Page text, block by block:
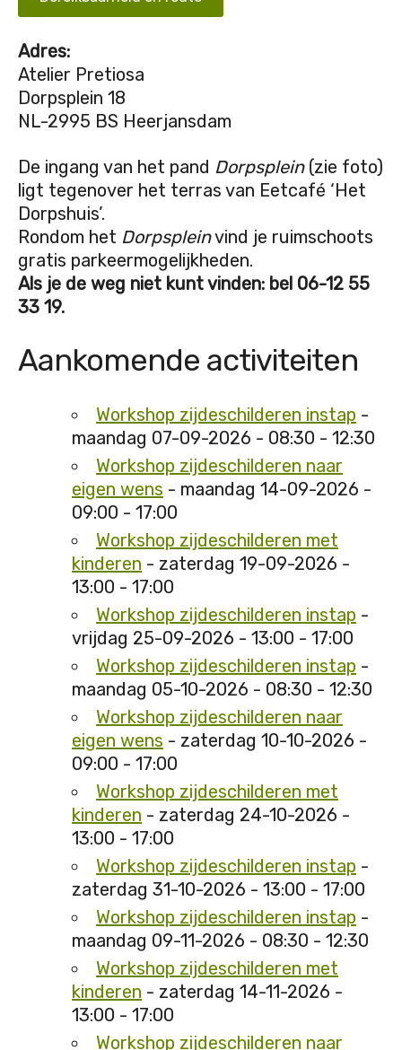
Adres:
Atelier Pretiosa
Dorpsplein 18
NL-2995 BS Heerjansdam
De ingang van het pand Dorpsplein(zie foto)
ligt tegenover het terras van Eetcafé ‘Het
Dorpshuis’.
Rondom het Dorpspleinvind je ruimschoots
gratis parkeermogelijkheden.
Als je de weg niet kunt vinden: bel 06-12 55
33 19.
Aankomende activiteiten
Workshop zijdeschilderen instap -
maandag 07-09-2026 - 08:30 - 12:30
Workshop zijdeschilderen naar
eigen wens - maandag 14-09-2026 -
09:00 - 17:00
Workshop zijdeschilderen met
kinderen - zaterdag 19-09-2026 -
13:00 - 17:00
Workshop zijdeschilderen instap -
vrijdag 25-09-2026 - 13:00 - 17:00
Workshop zijdeschilderen instap -
maandag 05-10-2026 - 08:30 - 12:30
Workshop zijdeschilderen naar
eigen wens - zaterdag 10-10-2026 -
09:00 - 17:00
Workshop zijdeschilderen met
kinderen - zaterdag 24-10-2026 -
13:00 - 17:00
Workshop zijdeschilderen instap -
zaterdag 31-10-2026 - 13:00 - 17:00
Workshop zijdeschilderen instap -
maandag 09-11-2026 - 08:30 - 12:30
Workshop zijdeschilderen met
kinderen - zaterdag 14-11-2026 -
13:00 - 17:00
Workshop zijdeschilderen naar